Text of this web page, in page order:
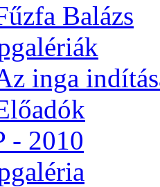
Ba­lázs
in­ga
- 2010